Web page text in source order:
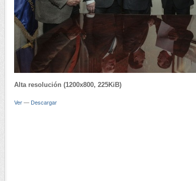
Alta resolución (1200x800, 225KiB)
Ver— Descargar